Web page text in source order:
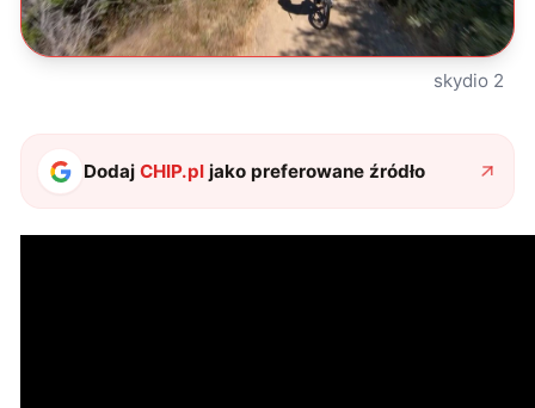
skydio 2
DodajCHIP.pl jako preferowane źródło